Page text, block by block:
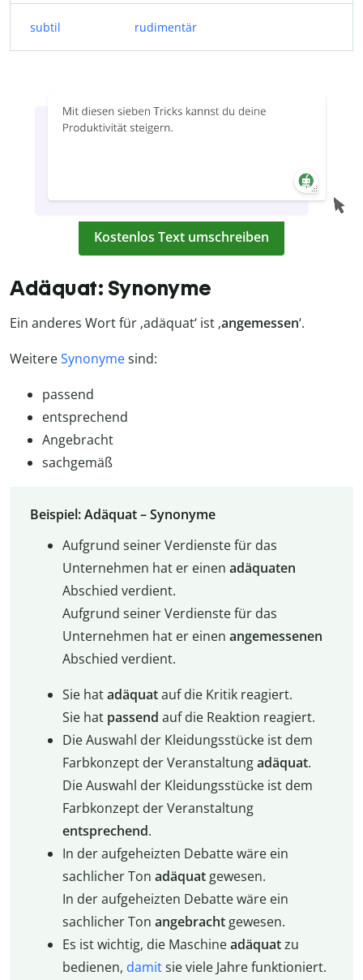
subtil rudimentär
Kostenlos Text umschreiben
Adäquat: Synonyme
Ein anderes Wort für ‚adäquat‘ ist ‚angemessen‘.
WeitereSynonymesind:
passend
entsprechend
Angebracht
sachgemäß
Beispiel: Adäquat – Synonyme
Aufgrund seiner Verdienste für das
Unternehmen hat er einen adäquaten
Abschied verdient.
Aufgrund seiner Verdienste für das
Unternehmen hat er einen angemessenen
Abschied verdient.
Sie hatadäquatauf die Kritik reagiert.
Sie hat passend auf die Reaktion reagiert.
Die Auswahl der Kleidungsstücke ist dem
Farbkonzept der Veranstaltungadäquat.
Die Auswahl der Kleidungsstücke ist dem
Farbkonzept der Veranstaltung
entsprechend.
In der aufgeheizten Debatte wäre ein
sachlicher Ton adäquatgewesen.
In der aufgeheizten Debatte wäre ein
sachlicher Ton angebrachtgewesen.
Es ist wichtig, die Maschineadäquatzu
bedienen, damitsie viele Jahre funktioniert.